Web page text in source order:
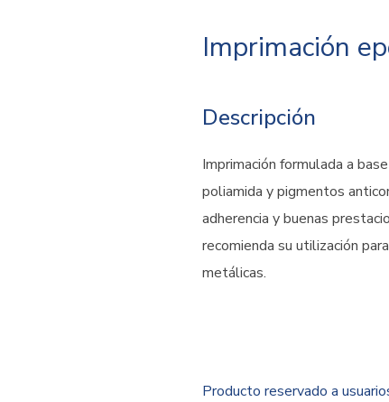
Imprimación
Descripción
Imprimación formulada a
poliamida y pigmentos
adherencia y buenas
recomienda su utilización
metálicas.
Producto reservado a